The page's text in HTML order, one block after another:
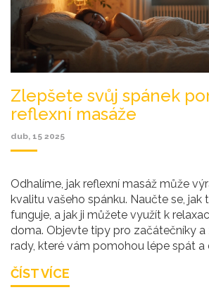
Zlepšete svůj spánek
reflexní masáže
dub, 15 2025
Odhalíme, jak reflexní masáž může
kvalitu vašeho spánku. Naučte se, jak
funguje, a jak ji můžete využít k
doma. Objevte tipy pro začátečníky a
rady, které vám pomohou lépe spát
spánku.
ČÍST VÍCE